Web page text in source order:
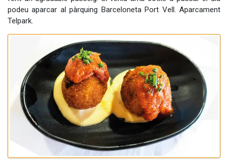
podeu aparcar al pàrquing Barceloneta Port Vell. Aparcament
Telpark.